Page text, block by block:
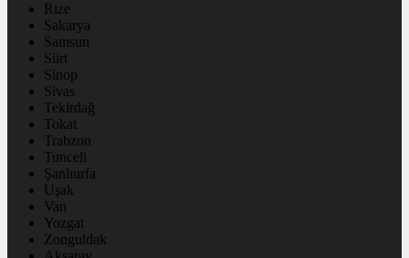
Rize
Sakarya
Samsun
Siirt
Sinop
Sivas
Tekirdağ
Tokat
Trabzon
Tunceli
Şanlıurfa
Uşak
Van
Yozgat
Zonguldak